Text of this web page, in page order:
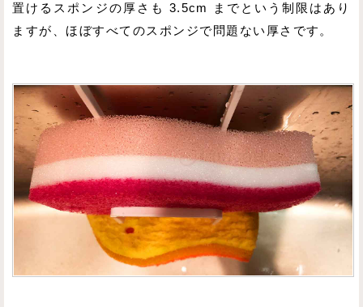
置けるスポンジの厚さも 3.5cm までという制限はあり
ますが、ほぼすべてのスポンジで問題ない厚さです。